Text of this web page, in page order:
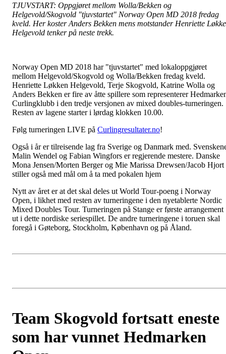
TJUVSTART: Oppgjøret mellom Wolla/Bekken og
Helgevold/Skogvold "tjuvstartet" Norway Open MD 2018 fredag
kveld. Her koster Anders Bekken mens motstander Henriette
Helgevold tenker på neste trekk.
Norway Open MD 2018 har "tjuvstartet" med lokaloppgjøret
mellom Helgevold/Skogvold og Wolla/Bekken fredag kveld.
Henriette Løkken Helgevold, Terje Skogvold, Katrine Wolla og
Anders Bekken er fire av åtte spillere som representerer
Curlingklubb i den tredje versjonen av mixed doubles-turneringen.
Resten av lagene starter i lørdag klokken 10.00.
Følg turneringen LIVE på Curlingresultater.no!
Også i år er tilreisende lag fra Sverige og Danmark med.
Malin Wendel og Fabian Wingfors er regjerende mestere. Danske
Mona Jensen/Morten Berger og Mie Marissa Drewsen/Jacob Hjort
stiller også med mål om å ta med pokalen hjem
Nytt av året er at det skal deles ut World Tour-poeng i Norway
Open, i likhet med resten av turneringene i den nyetablerte Nordic
Mixed Doubles Tour. Turneringen på Stange er første arrangement
ut i dette nordiske seriespillet. De andre turneringene i toruen skal
foregå i Gøteborg, Stockholm, København og på Åland.
Team Skogvold fortsatt eneste
som har vunnet Hedmarken